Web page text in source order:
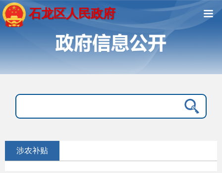
石龙区人民政府
涉农补贴